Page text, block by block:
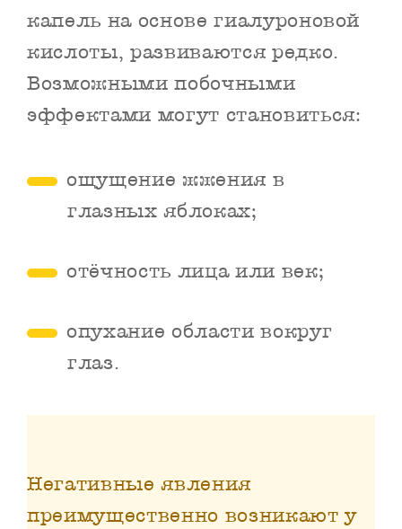
капель на основе гиалуроновой
кислоты, развиваются редко.
Возможными побочными
эффектами могут становиться:
ощущение жжения в
глазных яблоках;
отёчность лица или век;
опухание области вокруг
глаз.
Негативные явления
преимущественно возникают у